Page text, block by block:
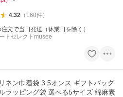
4.32（ 160件）
文で当日発送（休業日を除く）
トセレクトmusee
ネン巾着袋 3.5オンス ギフトバッグ
ラッピング袋 選べる5サイズ 綿麻素